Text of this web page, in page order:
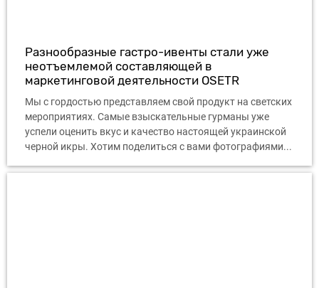
Разнообразные гастро-ивенты стали уже
неотъемлемой составляющей в
маркетинговой деятельности OSETR
Мы с гордостью представляем свой продукт на светских
мероприятиях. Самые взыскательные гурманы уже
успели оценить вкус и качество настоящей украинской
черной икры. Хотим поделиться с вами фотографиями...